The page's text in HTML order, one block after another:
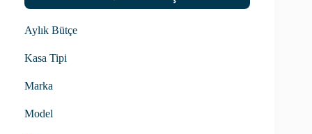
Aylık Bütçe
Kasa Tipi
Marka
Model